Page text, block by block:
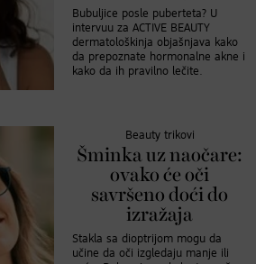
Bubuljice posle puberteta? U
intervuu za ACTIVE BEAUTY
dermatološkinja objašnjava kako
da prepoznate hormonalne akne i
kako da ih pravilno lečite.
Beauty trikovi
Šminka uz naočare:
ovako će oči
savršeno doći do
izražaja
Stakla sa dioptrijom mogu da
učine da oči izgledaju manje ili